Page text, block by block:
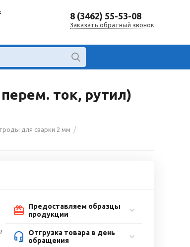
8 (3462) 55-53-08
Заказать обратный звонок
ток, рутил)
для сварки 2 мм /
Предоставляем образцы
продукции
Отгрузка товара в день
обращения